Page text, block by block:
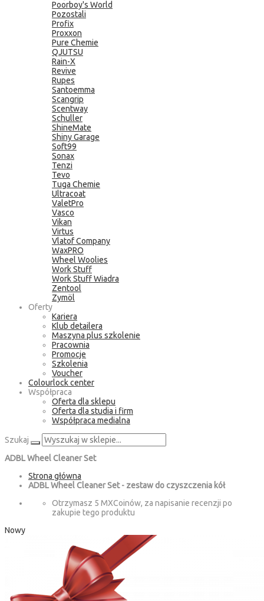
Poorboy's World
Pozostali
Profix
Proxxon
Pure Chemie
QJUTSU
Rain-X
Revive
Rupes
Santoemma
Scangrip
Scentway
Schuller
ShineMate
Shiny Garage
Soft99
Sonax
Tenzi
Tevo
Tuga Chemie
Ultracoat
ValetPro
Vasco
Vikan
Virtus
Vlatof Company
WaxPRO
Wheel Woolies
Work Stuff
Work Stuff Wiadra
Zentool
Zymöl
Oferty
Kariera
Klub detailera
Maszyna plus szkolenie
Pracownia
Promocje
Szkolenia
Voucher
Colourlock center
Współpraca
Oferta dla sklepu
Oferta dla studia i firm
Współpraca medialna
Szukaj
ADBL Wheel Cleaner Set
Strona główna
ADBL Wheel Cleaner Set - zestaw do czyszczenia kół
Otrzymasz 5 MXCoinów, za napisanie recenzji po
zakupie tego produktu
Nowy